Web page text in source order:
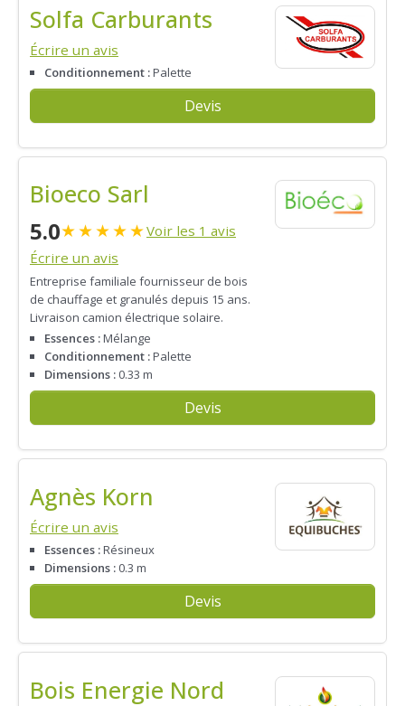
Solfa Carburants
Écrire un avis
Conditionnement :Palette
Devis
Bioeco Sarl
5.0★★★★★Voir les 1 avis
Écrire un avis
Entreprise familiale fournisseur de bois
de chauffage et granulés depuis 15 ans.
Livraison camion électrique solaire.
Essences :Mélange
Conditionnement :Palette
Dimensions : 0.33 m
Devis
Agnès Korn
Écrire un avis
Essences :Résineux
Dimensions : 0.3 m
Devis
Bois Energie Nord